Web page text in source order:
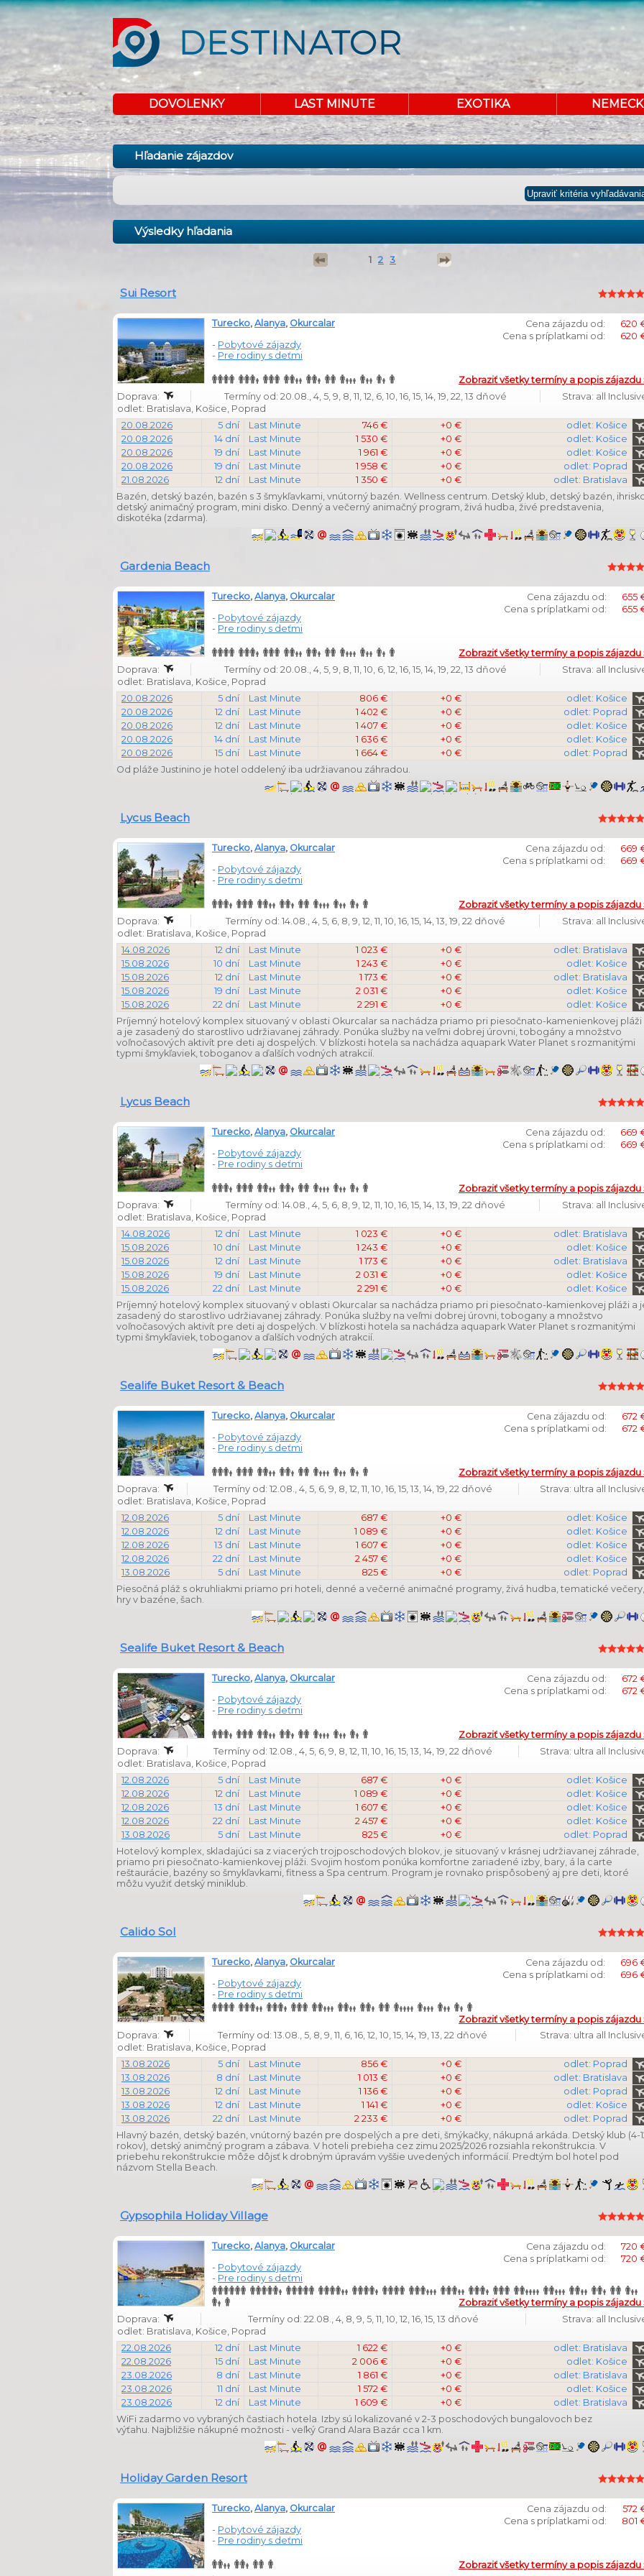
DOVOLENKY LAST MINUTE EXOTIKA
Hľadanie zájazdov
Výsledky hľadania
1 2 3
Sui Resort
Cena zájazdu od:
620
Cena s príplatkami od:
620
Turecko, Alanya, Okurcalar
- Pobytové zájazdy
- Pre rodiny s deťmi
Zobraziť všetky termíny a popis zájazdu
Doprava:
Termíny od: 20.08., 4, 5, 9, 8, 11, 12, 6, 10, 16, 15, 14, 19, 22, 13 dňové
Strava: all
odlet: Bratislava, Košice, Poprad
20.08.2026
5 dní Last Minute 746 € +0 €
odlet: Košice
20.08.2026
14 dní Last Minute 1 530 € +0 €
odlet: Košice
20.08.2026
19 dní Last Minute 1 961 € +0 €
odlet: Košice
20.08.2026
19 dní Last Minute 1 958 € +0 €
odlet: Poprad
21.08.2026
12 dní Last Minute 1 350 € +0 €
odlet: Bratislava
Bazén, detský bazén, bazén s 3 šmykľavkami, vnútorný bazén. Wellness centrum. Detský klub, detský bazén,
detský animačný program, mini disko. Denný a večerný animačný program, živá hudba, živé predstavenia,
diskotéka (zdarma).
Gardenia Beach
Cena zájazdu od:
655
Cena s príplatkami od:
655
Turecko, Alanya, Okurcalar
- Pobytové zájazdy
- Pre rodiny s deťmi
Zobraziť všetky termíny a popis zájazdu
Doprava:
Termíny od: 20.08., 4, 5, 9, 8, 11, 10, 6, 12, 16, 15, 14, 19, 22, 13 dňové
Strava: all
odlet: Bratislava, Košice, Poprad
20.08.2026
5 dní Last Minute 806 € +0 €
odlet: Košice
20.08.2026
12 dní Last Minute 1 402 € +0 €
odlet: Poprad
20.08.2026
12 dní Last Minute 1 407 € +0 €
odlet: Košice
20.08.2026
14 dní Last Minute 1 636 € +0 €
odlet: Košice
20.08.2026
15 dní Last Minute 1 664 € +0 €
odlet: Poprad
Od pláže Justinino je hotel oddelený iba udržiavanou záhradou.
Lycus Beach
Cena zájazdu od:
669
Cena s príplatkami od:
669
Turecko, Alanya, Okurcalar
- Pobytové zájazdy
- Pre rodiny s deťmi
Zobraziť všetky termíny a popis zájazdu
Doprava:
Termíny od: 14.08., 4, 5, 6, 8, 9, 12, 11, 10, 16, 15, 14, 13, 19, 22 dňové
Strava: all
odlet: Bratislava, Košice, Poprad
14.08.2026
12 dní Last Minute 1 023 € +0 €
odlet: Bratislava
15.08.2026
10 dní Last Minute 1 243 € +0 €
odlet: Košice
15.08.2026
12 dní Last Minute 1 173 € +0 €
odlet: Bratislava
15.08.2026
19 dní Last Minute 2 031 € +0 €
odlet: Košice
15.08.2026
22 dní Last Minute 2 291 € +0 €
odlet: Košice
Príjemný hotelový komplex situovaný v oblasti Okurcalar sa nachádza priamo pri piesočnato-kamenienkovej pláži
a je zasadený do starostlivo udržiavanej záhrady. Ponúka služby na veľmi dobrej úrovni, tobogány a množstvo
voľnočasových aktivít pre deti aj dospelých. V blízkosti hotela sa nachádza aquapark Water Planet s rozmanitými
typmi šmykľaviek, toboganov a ďalších vodných atrakcií.
Lycus Beach
Cena zájazdu od:
669
Cena s príplatkami od:
669
Turecko, Alanya, Okurcalar
- Pobytové zájazdy
- Pre rodiny s deťmi
Zobraziť všetky termíny a popis zájazdu
Doprava:
Termíny od: 14.08., 4, 5, 6, 8, 9, 12, 11, 10, 16, 15, 14, 13, 19, 22 dňové
Strava: all
odlet: Bratislava, Košice, Poprad
14.08.2026
12 dní Last Minute 1 023 € +0 €
odlet: Bratislava
15.08.2026
10 dní Last Minute 1 243 € +0 €
odlet: Košice
15.08.2026
12 dní Last Minute 1 173 € +0 €
odlet: Bratislava
15.08.2026
19 dní Last Minute 2 031 € +0 €
odlet: Košice
15.08.2026
22 dní Last Minute 2 291 € +0 €
odlet: Košice
Príjemný hotelový komplex situovaný v oblasti Okurcalar sa nachádza priamo pri piesočnato-kamienkovej pláži a
zasadený do starostlivo udržiavanej záhrady. Ponúka služby na veľmi dobrej úrovni, tobogany a množstvo
voľnočasových aktivít pre deti aj dospelých. V blízkosti hotela sa nachádza aquapark Water Planet s rozmanitými
typmi šmykľaviek, toboganov a ďalších vodných atrakcií.
Sealife Buket Resort & Beach
Cena zájazdu od:
672
Cena s príplatkami od:
672
Turecko, Alanya, Okurcalar
- Pobytové zájazdy
- Pre rodiny s deťmi
Zobraziť všetky termíny a popis zájazdu
Doprava:
Termíny od: 12.08., 4, 5, 6, 9, 8, 12, 11, 10, 16, 15, 13, 14, 19, 22 dňové
Strava: ultra all
odlet: Bratislava, Košice, Poprad
12.08.2026
5 dní Last Minute 687 € +0 €
odlet: Košice
12.08.2026
12 dní Last Minute 1 089 € +0 €
odlet: Košice
12.08.2026
13 dní Last Minute 1 607 € +0 €
odlet: Košice
12.08.2026
22 dní Last Minute 2 457 € +0 €
odlet: Košice
13.08.2026
5 dní Last Minute 825 € +0 €
odlet: Poprad
Piesočná pláž s okruhliakmi priamo pri hoteli, denné a večerné animačné programy, živá hudba, tematické večery,
hry v bazéne, šach.
Sealife Buket Resort & Beach
Cena zájazdu od:
672
Cena s príplatkami od:
672
Turecko, Alanya, Okurcalar
- Pobytové zájazdy
- Pre rodiny s deťmi
Zobraziť všetky termíny a popis zájazdu
Doprava:
Termíny od: 12.08., 4, 5, 6, 9, 8, 12, 11, 10, 16, 15, 13, 14, 19, 22 dňové
Strava: ultra all
odlet: Bratislava, Košice, Poprad
12.08.2026
5 dní Last Minute 687 € +0 €
odlet: Košice
12.08.2026
12 dní Last Minute 1 089 € +0 €
odlet: Košice
12.08.2026
13 dní Last Minute 1 607 € +0 €
odlet: Košice
12.08.2026
22 dní Last Minute 2 457 € +0 €
odlet: Košice
13.08.2026
5 dní Last Minute 825 € +0 €
odlet: Poprad
Hotelový komplex, skladajúci sa z viacerých trojposchodových blokov, je situovaný v krásnej udržiavanej záhrade,
priamo pri piesočnato-kamienkovej pláži. Svojim hosťom ponúka komfortne zariadené izby, bary, á la carte
reštaurácie, bazény so šmykľavkami, fitness a Spa centrum. Program je rovnako prispôsobený aj pre deti, ktoré
môžu využiť detský miniklub.
Calido Sol
Cena zájazdu od:
696
Cena s príplatkami od:
696
Turecko, Alanya, Okurcalar
- Pobytové zájazdy
- Pre rodiny s deťmi
Zobraziť všetky termíny a popis zájazdu
Doprava:
Termíny od: 13.08., 5, 8, 9, 11, 6, 16, 12, 10, 15, 14, 19, 13, 22 dňové
Strava: ultra all
odlet: Bratislava, Košice, Poprad
13.08.2026
5 dní Last Minute 856 € +0 €
odlet: Poprad
13.08.2026
8 dní Last Minute 1 013 € +0 €
odlet: Bratislava
13.08.2026
12 dní Last Minute 1 136 € +0 €
odlet: Poprad
13.08.2026
12 dní Last Minute 1 141 € +0 €
odlet: Košice
13.08.2026
22 dní Last Minute 2 233 € +0 €
odlet: Poprad
Hlavný bazén, detský bazén, vnútorný bazén pre dospelých a pre deti, šmýkačky, nákupná arkáda. Detský klub (4-
rokov), detský animčný program a zábava. V hoteli prebieha cez zimu 2025/2026 rozsiahla rekonštrukcia. V
priebehu rekonštrukcie môže dôjsť k drobným úpravám vyššie uvedených informácií. Predtým bol hotel pod
názvom Stella Beach.
Gypsophila Holiday Village
Cena zájazdu od:
720
Cena s príplatkami od:
720
Turecko, Alanya, Okurcalar
- Pobytové zájazdy
- Pre rodiny s deťmi
Zobraziť všetky termíny a popis zájazdu
Doprava:
Termíny od: 22.08., 4, 8, 9, 5, 11, 10, 12, 16, 15, 13 dňové
Strava: all
odlet: Bratislava, Košice, Poprad
22.08.2026
12 dní Last Minute 1 622 € +0 €
odlet: Bratislava
22.08.2026
15 dní Last Minute 2 006 € +0 €
odlet: Košice
23.08.2026
8 dní Last Minute 1 861 € +0 €
odlet: Bratislava
23.08.2026
11 dní Last Minute 1 572 € +0 €
odlet: Košice
23.08.2026
12 dní Last Minute 1 609 € +0 €
odlet: Bratislava
WiFi zadarmo vo vybraných častiach hotela. Izby sú lokalizované v 2-3 poschodových bungalovoch bez
výťahu. Najbližšie nákupné možnosti - veľký Grand Alara Bazár cca 1 km.
Holiday Garden Resort
Cena zájazdu od:
572
Cena s príplatkami od:
801
Turecko, Alanya, Okurcalar
- Pobytové zájazdy
- Pre rodiny s deťmi
Zobraziť všetky termíny a popis zájazdu